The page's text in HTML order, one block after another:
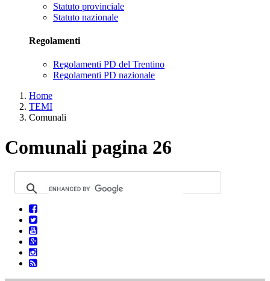
Statuto provinciale
Statuto nazionale
Regolamenti
Regolamenti PD del Trentino
Regolamenti PD nazionale
Home
TEMI
Comunali
Comunali pagina 26